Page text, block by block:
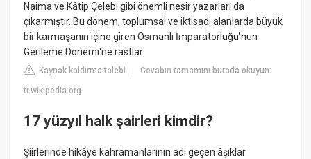
Naima ve Kâtip Çelebi gibi önemli nesir yazarları da
çıkarmıştır. Bu dönem, toplumsal ve iktisadi alanlarda büyük
bir karmaşanın içine giren Osmanlı İmparatorluğu'nun
Gerileme Dönemi'ne rastlar.
Kaynak kaldırma talebi |Cevabın tamamını burada okuyun:
tr.wikipedia.org
17 yüzyıl halk şairleri kimdir?
Şiirlerinde hikâye kahramanlarının adı geçen âşıklar